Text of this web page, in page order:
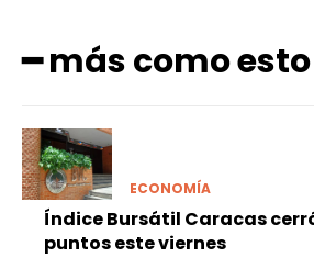
━ más como esto
ECONOMÍA
Índice Bursátil Caracas
puntos este viernes